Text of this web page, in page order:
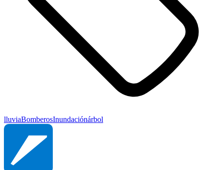
lluviaBomberosInundaciónárbol